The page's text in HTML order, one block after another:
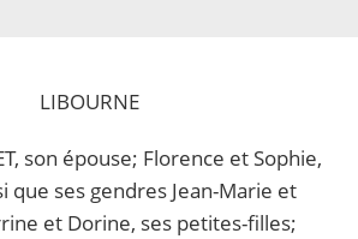
LIBOURNE
son épouse; Florence et Sophie,
que ses gendres Jean-Marie et
et Dorine, ses petites-filles;